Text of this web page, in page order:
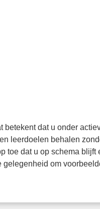
dat u onder
leerdoelen behalen
toe dat u op schema
om